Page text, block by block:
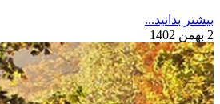
بیشتر بدانید...
2 بهمن 1402